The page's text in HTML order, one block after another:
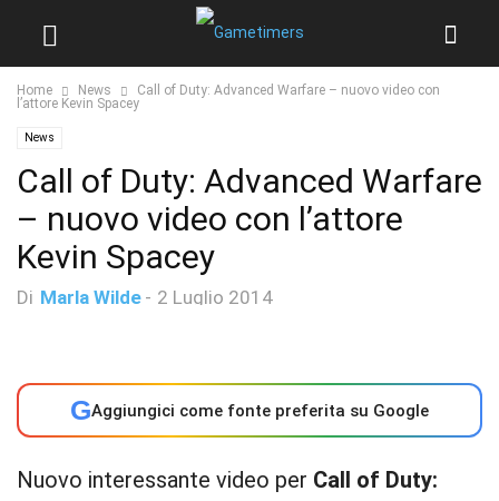
Home News
Call of Duty: Advanced Warfare – nuovo video con
l’attore Kevin Spacey
News
Call of Duty: Advanced Warfare
– nuovo video con l’attore
Kevin Spacey
Di Marla Wilde - 2 Luglio 2014
GAggiungici come fonte preferita su Google
Nuovo interessante video per Call of Duty: